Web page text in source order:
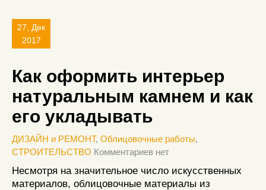
27, Дек
2017
Как оформить интерьер
натуральным камнем и как
его укладывать
ДИЗАЙН и РЕМОНТ, Облицовочные работы,
СТРОИТЕЛЬСТВО Комментариев нет
Несмотря на значительное число искусственных
материалов, облицовочные материалы из